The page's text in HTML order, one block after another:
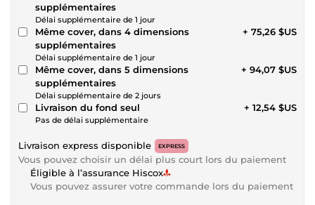
supplémentaires
Délai supplémentaire de 1 jour
Même cover, dans 4 dimensions
supplémentaires
Délai supplémentaire de 1 jour
+ 75,26 $US
Même cover, dans 5 dimensions
supplémentaires
Délai supplémentaire de 2 jours
+ 94,07 $US
Livraison du fond seul
Pas de délai supplémentaire
+ 12,54 $US
Livraison express disponible EXPRESS
Vous pouvez choisir un délai plus court lors du paiement
Éligible à l’assurance Hiscox
Vous pouvez assurer votre commande lors du paiement